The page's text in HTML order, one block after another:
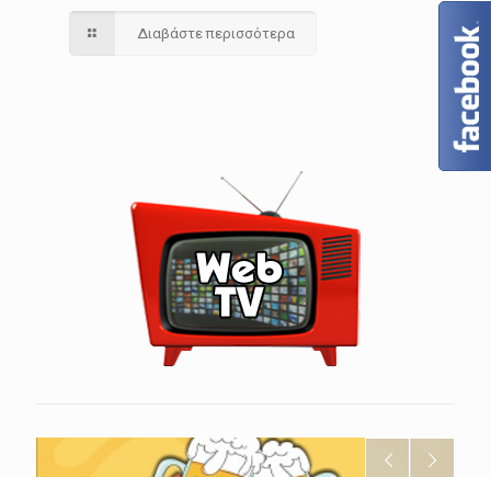
Διαβάστε περισσότερα